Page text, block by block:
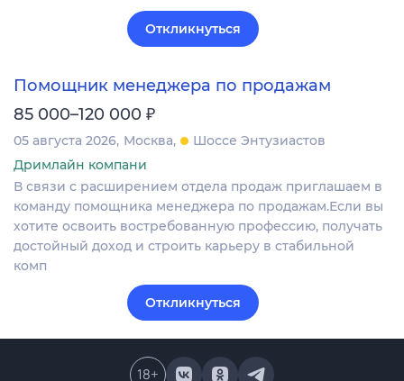
Откликнуться
Помощник менеджера по продажам
85 000–120 000 ₽
05 августа 2026 Москва
Шоссе Энтузиастов
Дримлайн компани
В связи с расширением отдела продаж приглашаем в
команду помощника менеджера по продажам.Если вы
хотите освоить востребованную профессию, получать
достойный доход и строить карьеру в стабильной
комп
Откликнуться
18+